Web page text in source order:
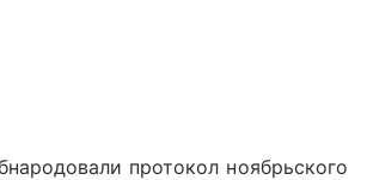
протокол ноябрьского